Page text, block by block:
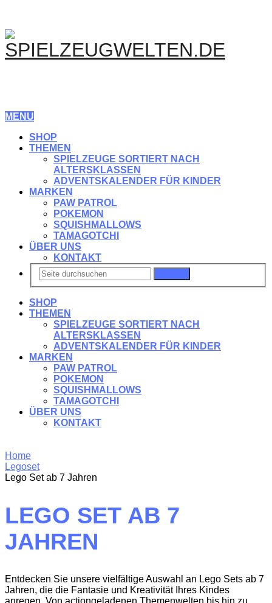
MENU
SHOP
THEMEN
SPIELZEUGE SORTIERT NACH
ALTERSKLASSEN
ADVENTSKALENDER FÜR KINDER
MARKEN
PAW PATROL
POKEMON
SQUISHMALLOWS
TAMAGOTCHI
ÜBER UNS
KONTAKT
SHOP
THEMEN
SPIELZEUGE SORTIERT NACH
ALTERSKLASSEN
ADVENTSKALENDER FÜR KINDER
MARKEN
PAW PATROL
POKEMON
SQUISHMALLOWS
TAMAGOTCHI
ÜBER UNS
KONTAKT
Home
Legoset
Lego Set ab 7 Jahren
LEGO SET AB 7
JAHREN
Entdecken Sie unsere vielfältige Auswahl an Lego Sets ab 7
Jahren, die die Fantasie und Kreativität Ihres Kindes